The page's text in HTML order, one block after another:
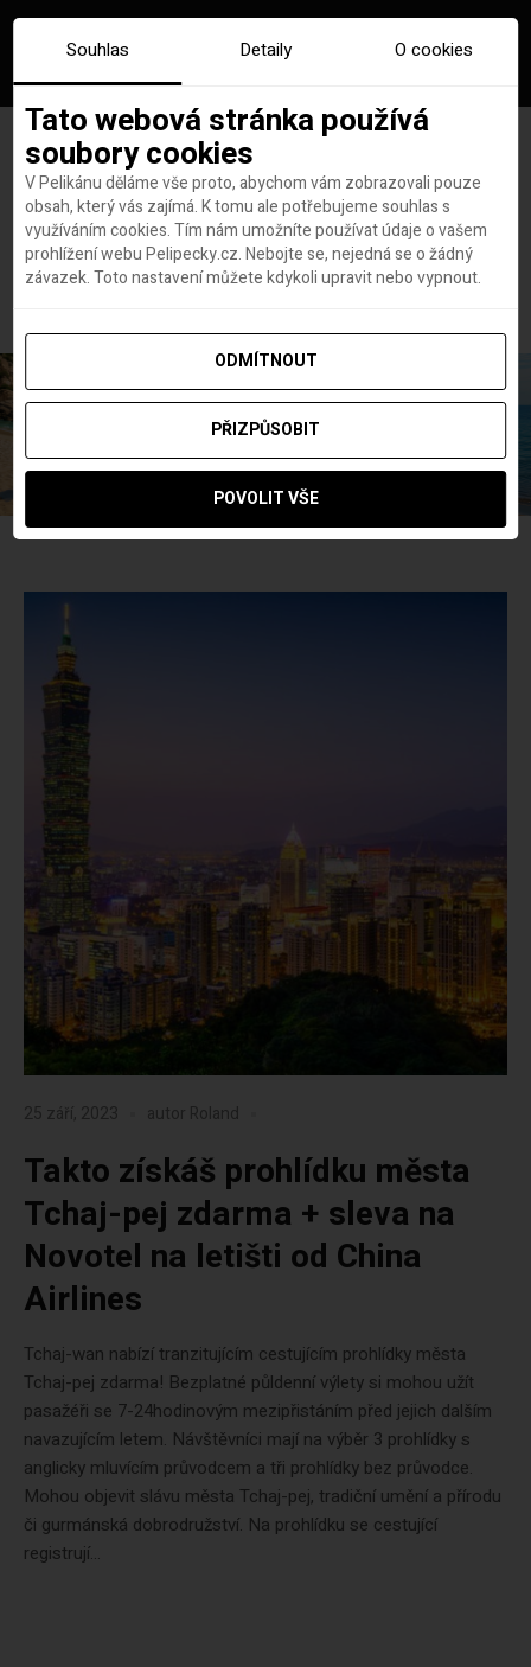
Hlavní stránka Tchaj-pej prohlídka zdarma
Štítek:Tchaj-pej prohlídka
zdarma
25 září, 2023 autor Roland
Takto získáš prohlídku města
Tchaj-pej zdarma + sleva na
Novotel na letišti od China
Airlines
Tchaj-wan nabízí tranzitujícím cestujícím prohlídky města
Tchaj-pej zdarma! Bezplatné půldenní výlety si mohou užít
pasažéři se 7-24hodinovým mezipřistáním před jejich dalším
navazujícím letem. Návštěvníci mají na výběr 3 prohlídky s
anglicky mluvícím průvodcem a tři prohlídky bez průvodce.
Mohou objevit slávu města Tchaj-pej, tradiční umění a přírodu
či gurmánská dobrodružství. Na prohlídku se cestující
registrují...
Souhlas Detaily O cookies
Tato webová stránka používá
soubory cookies
V Pelikánu děláme vše proto, abychom vám zobrazovali pouze
obsah, který vás zajímá. K tomu ale potřebujeme souhlas s
využíváním cookies. Tím nám umožníte používat údaje o vašem
prohlížení webu Pelipecky.cz. Nebojte se, nejedná se o žádný
závazek. Toto nastavení můžete kdykoli upravit nebo vypnout.
ODMÍTNOUT
PŘIZPŮSOBIT
POVOLIT VŠE